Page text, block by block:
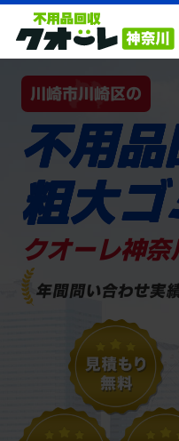
川崎市川崎区の
不用品
粗大ゴ
クオーレ神奈